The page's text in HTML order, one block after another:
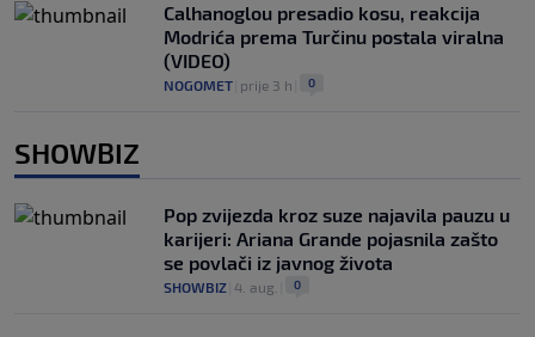
Calhanoglou presadio kosu, reakcija
Modrića prema Turčinu postala viralna
(VIDEO)
NOGOMET prije 3 h 0
SHOWBIZ
Pop zvijezda kroz suze najavila pauzu u
karijeri: Ariana Grande pojasnila zašto
se povlači iz javnog života
SHOWBIZ 4. aug. 0